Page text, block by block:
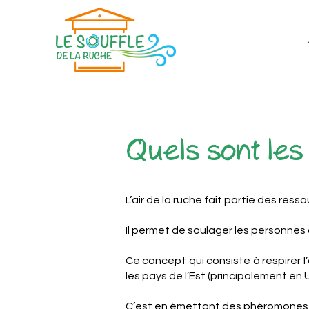
Quels sont les
L’air de la ruche fait partie des
Il permet de soulager les
Ce concept qui consiste à respirer
les pays de l’Est (principalement
C’est en émettant des